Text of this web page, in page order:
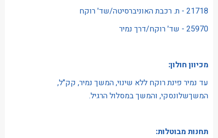
21718 - ת. רכבת האוניברסיטה/שד' רוקח
25970 - שד' רוקח/דרך נמיר
מכיוון חולון:
עד נמיר פינת רוקח ללא שינוי, המשך נמיר, קק"ל,
המשךשלונסקי, והמשך במסלול הרגיל.
תחנות מבוטלות: